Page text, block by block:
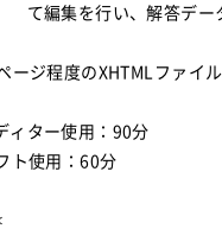
集を行い、解答デー
ジ程度のXHTMLファイル
ター使用：90分
ト使用：60分